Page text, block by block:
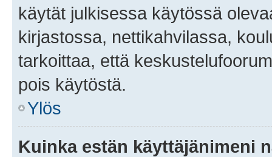
käytät julkisessa käytössä
kirjastossa, nettikahvilassa,
tarkoittaa, että
pois käytöstä.
Ylös
Kuinka estän käyttäjänimeni